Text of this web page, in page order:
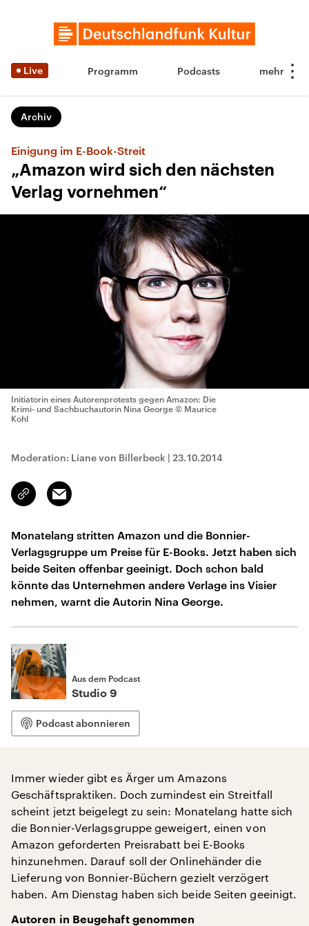
Live Programm Podcasts
Archiv
Einigung im E-Book-Streit
„Amazon wird sich den nächsten
Verlag vornehmen“
Initiatorin eines Autorenprotests gegen Amazon: Die
Krimi- und Sachbuchautorin Nina George © Maurice
Kohl
Moderation: Liane von Billerbeck | 23.10.2014
Link
kopieren/teilen
Email
Monatelang stritten Amazon und die Bonnier-
Verlagsgruppe um Preise für E-Books. Jetzt haben sich
beide Seiten offenbar geeinigt. Doch schon bald
könnte das Unternehmen andere Verlage ins Visier
nehmen, warnt die Autorin Nina George.
Aus dem Podcast
Studio 9
Podcast abonnieren
Immer wieder gibt es Ärger um Amazons
Geschäftspraktiken. Doch zumindest ein Streitfall
scheint jetzt beigelegt zu sein: Monatelang hatte sich
die Bonnier-Verlagsgruppe geweigert, einen von
Amazon geforderten Preisrabatt bei E-Books
hinzunehmen. Darauf soll der Onlinehänder die
Lieferung von Bonnier-Büchern gezielt verzögert
haben. Am Dienstag haben sich beide Seiten geeinigt.
Autoren in Beugehaft genommen